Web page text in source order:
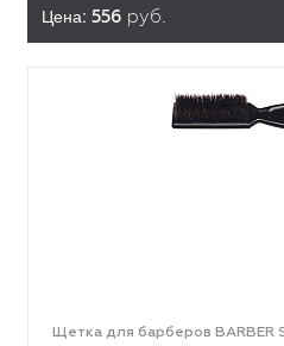
Цена: 556 руб.
Щетка для барберов BARBER